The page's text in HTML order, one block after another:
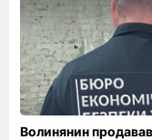
Волинянин